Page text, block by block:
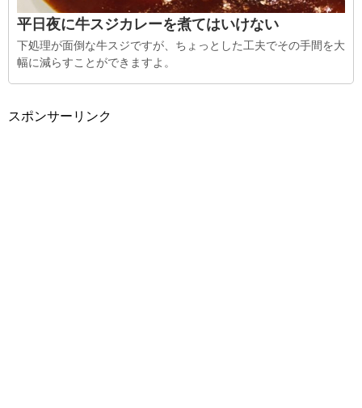
平日夜に牛スジカレーを煮てはいけない
下処理が面倒な牛スジですが、ちょっとした工夫でその手間を大
幅に減らすことができますよ。
スポンサーリンク